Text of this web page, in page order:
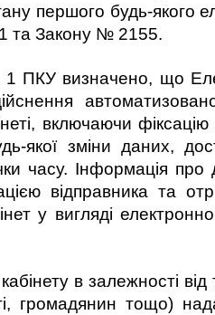
першого будь-якого
та Закону № 2155.
ПКУ визначено, що
включаючи
якої зміни даних,
часу. Інформація
відправника та
у вигляді
в залежності
громадянин тощо)